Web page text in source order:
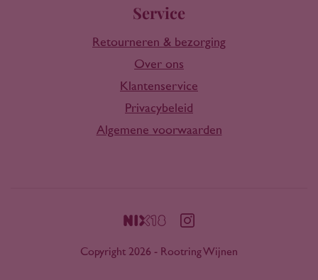
Service
Retourneren & bezorging
Over ons
Klantenservice
Privacybeleid
Algemene voorwaarden
Copyright 2026 - Rootring Wijnen